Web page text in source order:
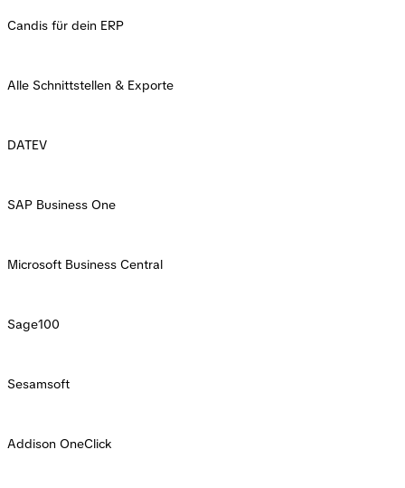
Candis für dein ERP
Alle Schnittstellen & Exporte
DATEV
SAP Business One
Microsoft Business Central
Sage100
Sesamsoft
Addison OneClick